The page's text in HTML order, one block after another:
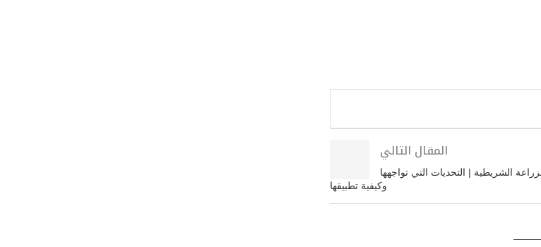
المقال التالي
الشريطية | التحديات التي تواجهها
وكيفية تطبيقها